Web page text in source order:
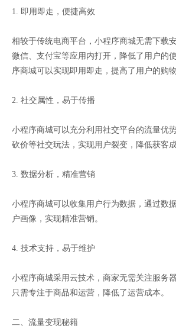
1. 即用即走，便捷高效
相较于传统电商平台，小程序商城无需下载
微信、支付宝等应用内打开，降低了用户的
序商城可以实现即用即走，提高了用户的购物
2. 社交属性，易于传播
小程序商城可以充分利用社交平台的流量优
砍价等社交玩法，实现用户裂变，降低获客成
3. 数据分析，精准营销
小程序商城可以收集用户行为数据，通过数
户画像，实现精准营销。
4. 技术支持，易于维护
小程序商城采用云技术，商家无需关注服务
只需专注于商品和运营，降低了运营成本。
二、流量变现秘籍